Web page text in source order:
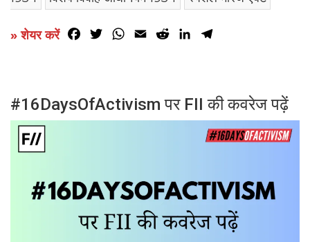
» शेयर करें Facebook
TwitterWhatsApp
Email RedditLinkedIn
#16DaysOfActivism पर FII की कवरेज पढ़ें